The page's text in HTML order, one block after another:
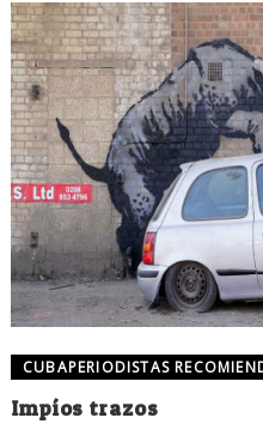
CUBAPERIODISTAS
Impíos trazos